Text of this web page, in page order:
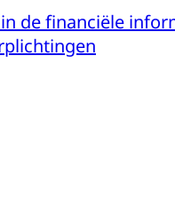
de financiële